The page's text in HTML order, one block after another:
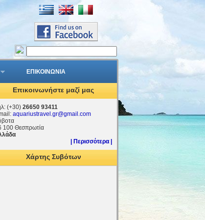
ΕΠΙΚΟΙΝΩΝΙΑ
Επικοινωνήστε μαζί μας
(+30) 26650 93411
aquariustravel.gr@gmail.com
100 Θεσπρωτία
| Περισσότερα |
Χάρτης Συβότων